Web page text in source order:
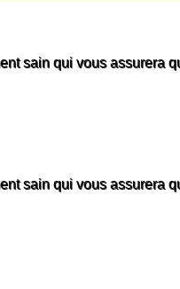
sain qui vous assurera
sain qui vous assurera